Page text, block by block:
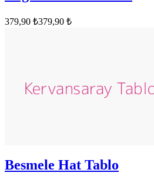
379,90 ₺379,90 ₺
Besmele Hat Tablo